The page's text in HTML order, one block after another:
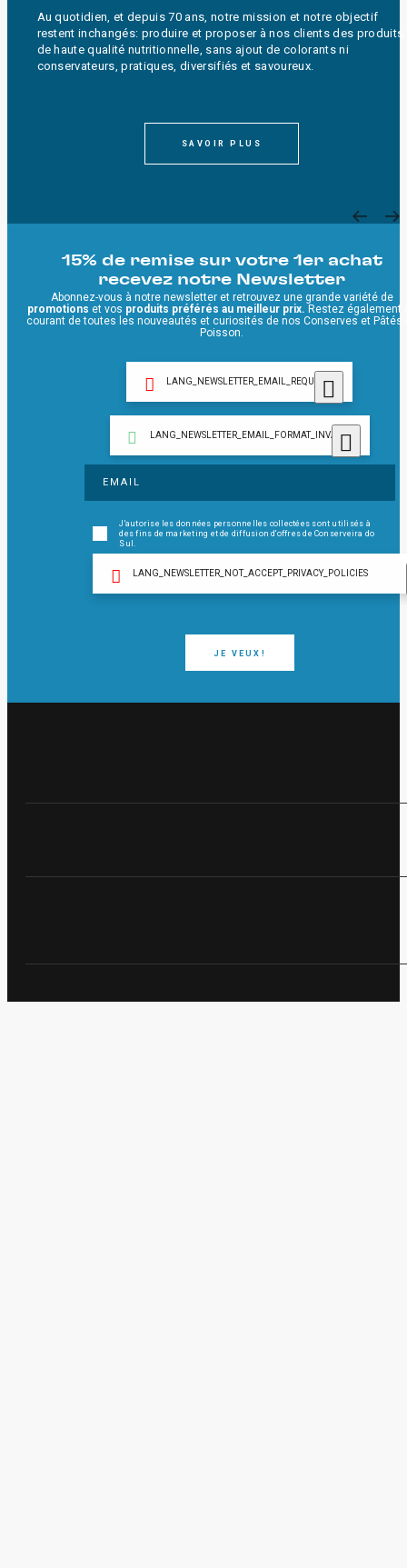
Au quotidien, et depuis 70 ans, notre mission et notre objectif
restent inchangés: produire et proposer à nos clients des produits
de haute qualité nutritionnelle, sans ajout de colorants ni
conservateurs, pratiques, diversifiés et savoureux.
SAVOIR PLUS
15% de remise sur votre 1er achat
recevez notre Newsletter
Abonnez-vous à notre newsletter et retrouvez une grande variété de
promotions et vos produits préférés au meilleur prix. Restez également
courant de toutes les nouveautés et curiosités de nos Conserves et Pâtés
Poisson.
JE VEUX!
LANG_NEWSLETTER_EMAIL_REQUIRED
LANG_NEWSLETTER_EMAIL_FORMAT_INVALID
J'autorise les données personnelles collectées sont utilisés à
des fins de marketing et de diffusion d'offres de Conserveira do
Sul.
LANG_NEWSLETTER_NOT_ACCEPT_PRIVACY_POLICIES